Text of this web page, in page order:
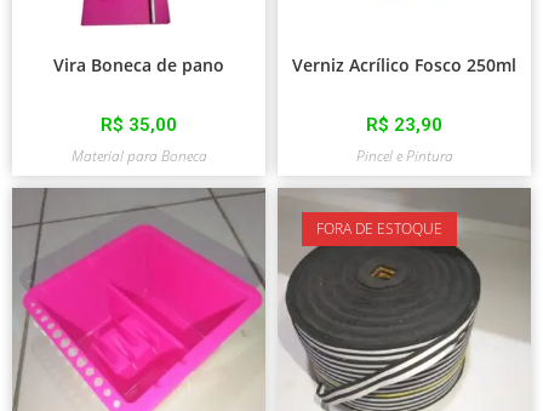
Vira Boneca de pano
R$ 35,00
Material para Boneca
Verniz Acrílico Fosco 250ml
R$ 23,90
Pincel e Pintura
FORA DE ESTOQUE